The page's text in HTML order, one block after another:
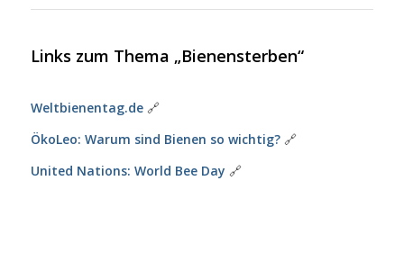
Links zum Thema „Bienensterben“
Weltbienentag.de🔗
ÖkoLeo: Warum sind Bienen so wichtig?🔗
United Nations: World Bee Day 🔗